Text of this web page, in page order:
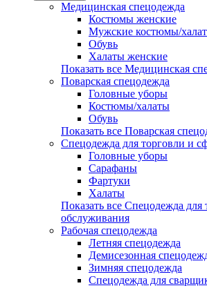
Медицинская спецодежда
Костюмы женские
Мужские костюмы/
Обувь
Халаты женские
Показать все Медицинская
Поварская спецодежда
Головные уборы
Костюмы/халаты
Обувь
Показать все Поварская
Спецодежда для торговли и
Головные уборы
Сарафаны
Фартуки
Халаты
Показать все Спецодежда
обслуживания
Рабочая спецодежда
Летняя спецодежда
Демисезонная
Зимняя спецодежда
Спецодежда для